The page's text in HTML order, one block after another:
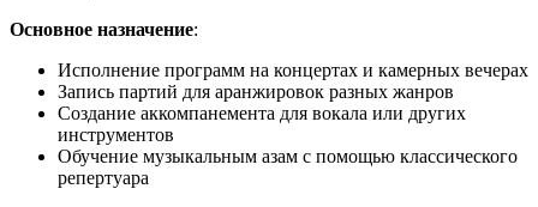
Основное назначение:
Исполнение программ на концертах и камерных вечерах
Запись партий для аранжировок разных жанров
Создание аккомпанемента для вокала или других
инструментов
Обучение музыкальным азам с помощью классического
репертуара